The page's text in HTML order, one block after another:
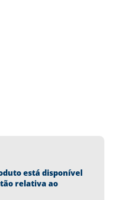
está disponível
relativa ao